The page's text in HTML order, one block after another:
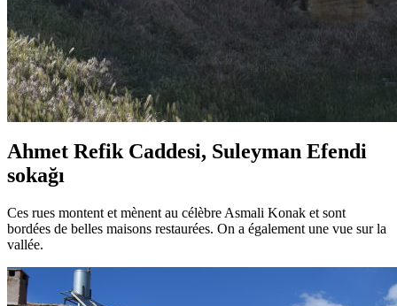
Ahmet Refik Caddesi, Suleyman Efendi
sokağı
Ces rues montent et mènent au célèbre Asmali Konak et sont
bordées de belles maisons restaurées. On a également une vue sur la
vallée.